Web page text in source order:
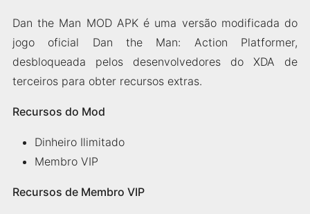
Dan the Man MOD APK é uma versão modificada do
jogo oficial Dan the Man: Action Platformer,
desbloqueada pelos desenvolvedores do XDA de
terceiros para obter recursos extras.
Recursos do Mod
Dinheiro Ilimitado
Membro VIP
Recursos de Membro VIP